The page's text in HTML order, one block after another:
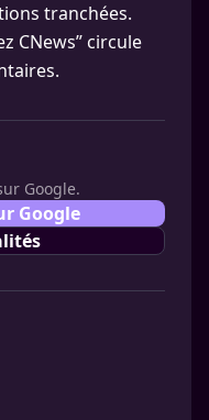
tranchées.
CNews” circule
Google.
Google